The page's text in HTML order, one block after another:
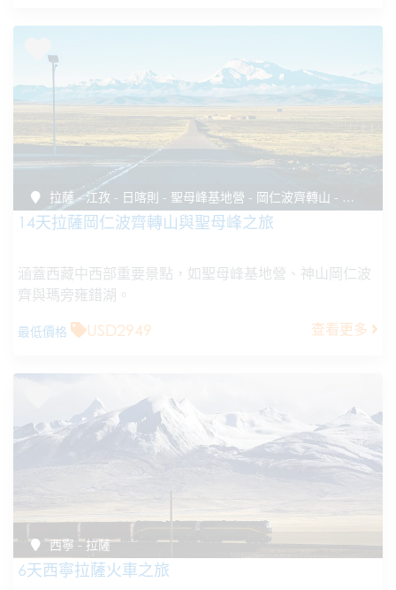
拉薩 - 江孜 - 日喀則 - 聖母峰基地營 - 岡仁波齊轉山 - 瑪旁雍錯 - 薩嘎 - 日喀則 - 拉薩
14天拉薩岡仁波齊轉山與聖母峰之旅
涵蓋西藏中西部重要景點，如聖母峰基地營、神山岡仁波
齊與瑪旁雍錯湖。
最低價格 USD2949 查看更多
西寧 - 拉薩
6天西寧拉薩火車之旅